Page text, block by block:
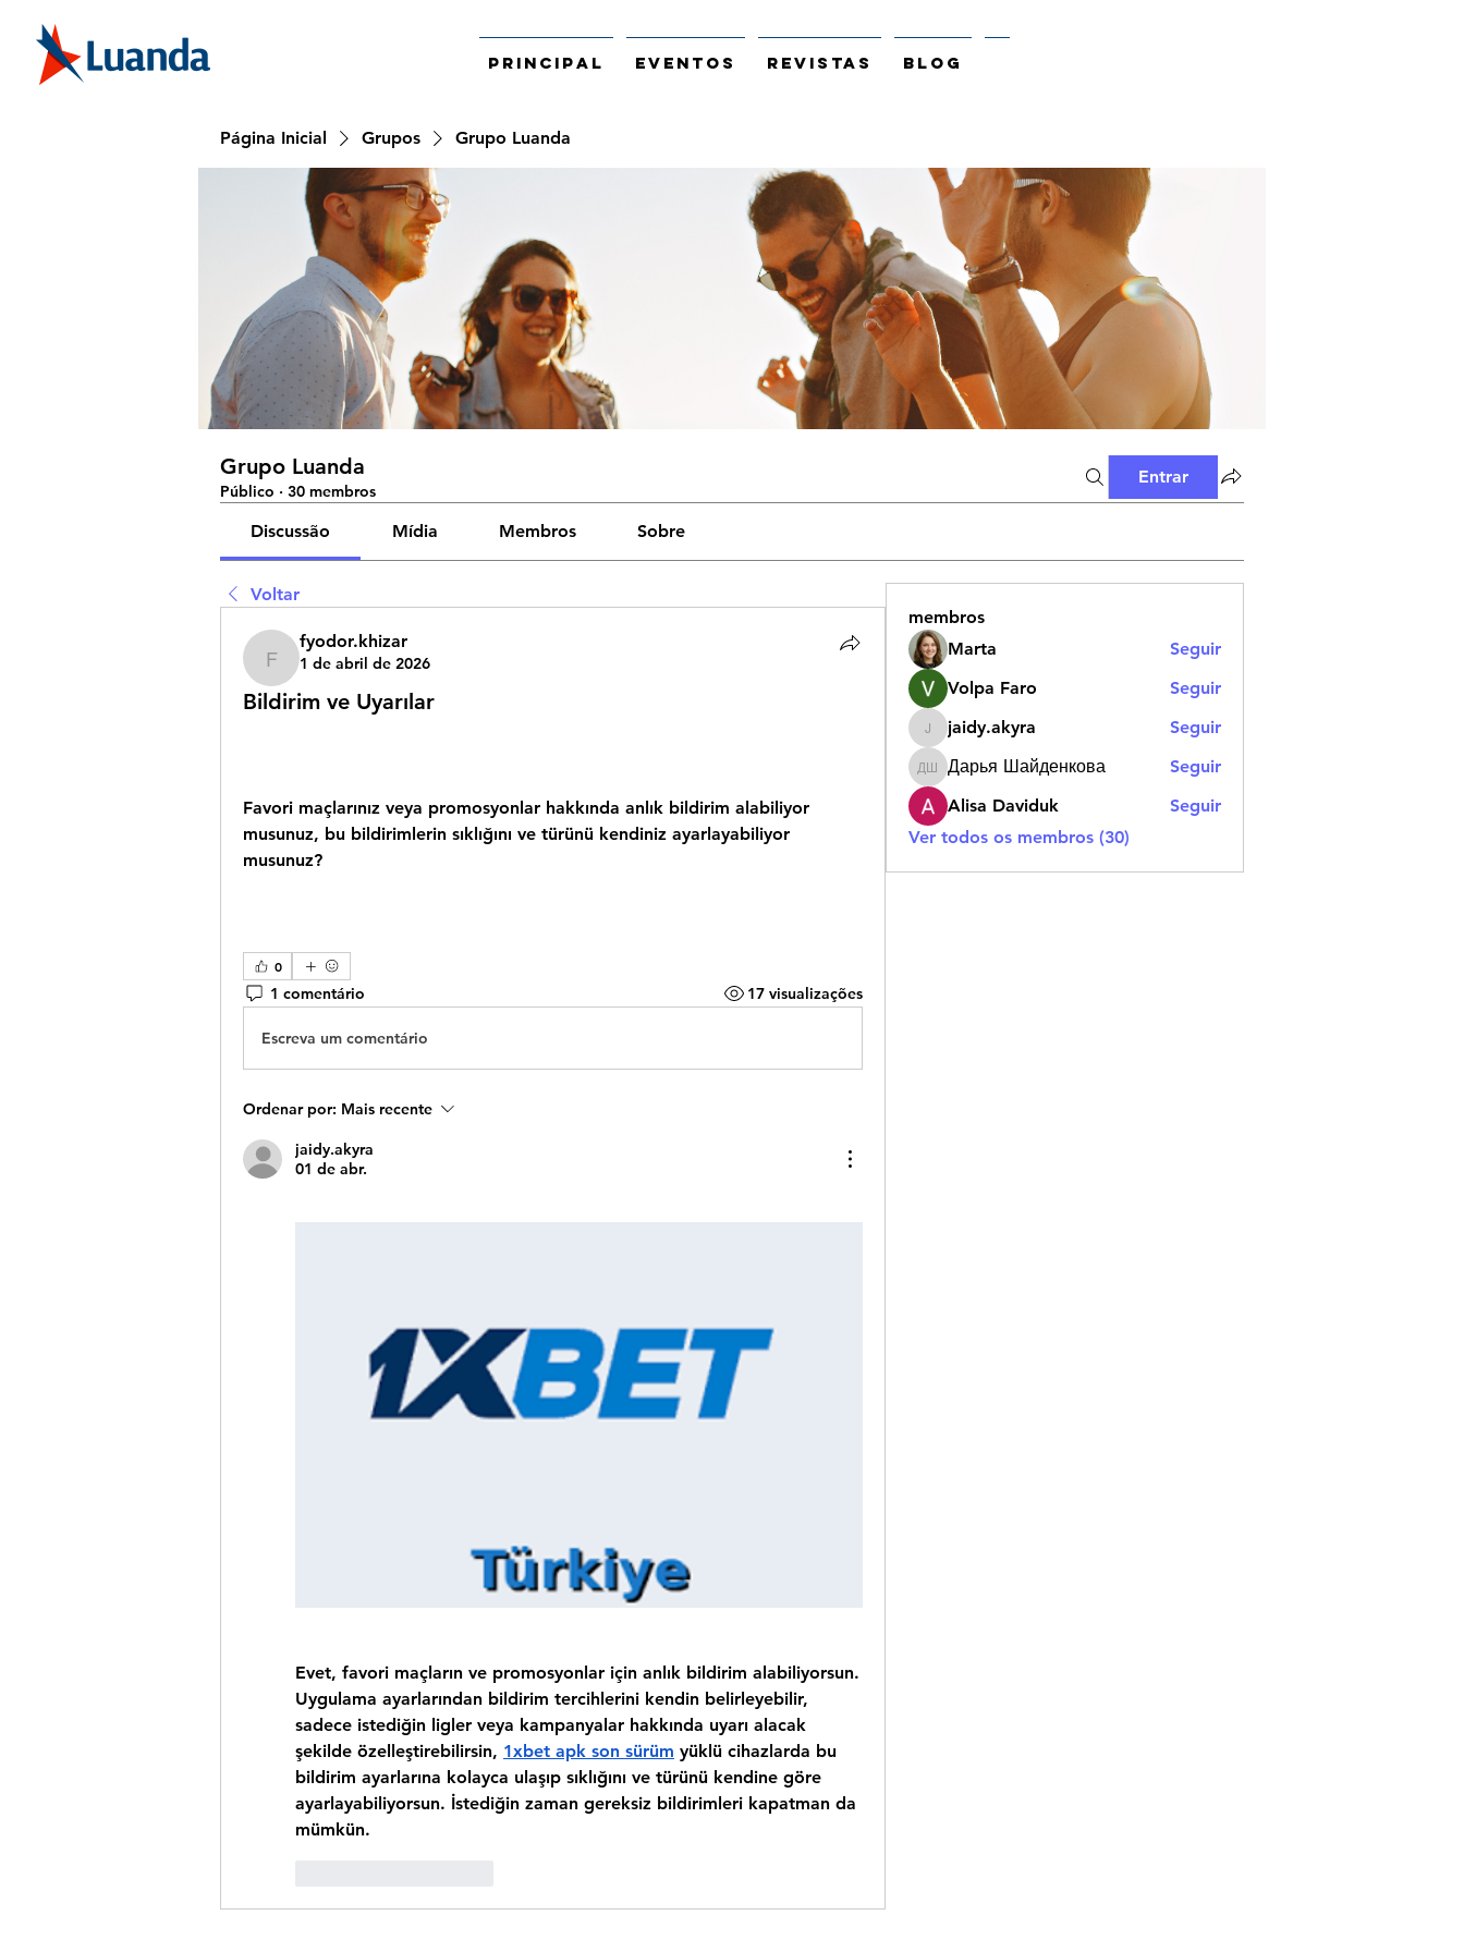
Principal Eventos Revistas Blog
Página Inicial Grupos Grupo Luanda
Grupo Luanda
Público · 30 membros
Entrar
Discussão Mídia Membros Sobre
Voltar
fyodor.khizar
fyodor.khizar
1 de abril de 2026
Bildirim ve Uyarılar
Favori maçlarınız veya promosyonlar hakkında anlık bildirim alabiliyor
musunuz, bu bildirimlerin sıklığını ve türünü kendiniz ayarlayabiliyor
musunuz?
0
1 comentário 17 visualizações
Escreva um comentário
Ordenar por: Mais recente
jaidy.akyra
01 de abr.
Evet, favori maçların ve promosyonlar için anlık bildirim alabiliyorsun.
Uygulama ayarlarından bildirim tercihlerini kendin belirleyebilir,
sadece istediğin ligler veya kampanyalar hakkında uyarı alacak
şekilde özelleştirebilirsin, 1xbet apk son sürüm yüklü cihazlarda bu
bildirim ayarlarına kolayca ulaşıp sıklığını ve türünü kendine göre
ayarlayabiliyorsun. İstediğin zaman gereksiz bildirimleri kapatman da
mümkün.
membros
Marta
Seguir
Volpa Faro
Seguir
jaidy.akyra
jaidy.akyra Seguir
Дарья Шайденкова
Дарья Шайденкова
Seguir
Alisa Daviduk
Seguir
Ver todos os membros (30)